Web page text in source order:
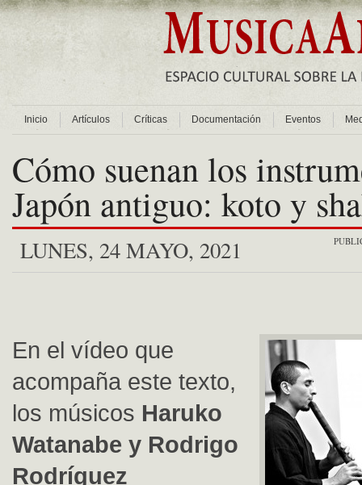
Inicio Artículos Críticas Documentación Eventos
Cómo suenan los
Japón antiguo: koto y
LUNES, 24 MAYO, 2021
En el vídeo que
acompaña este texto,
los músicos Haruko
Watanabe y Rodrigo
Rodríguez